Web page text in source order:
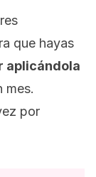
que hayas
aplicándola
mes.
por